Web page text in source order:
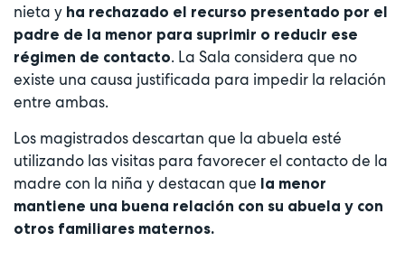
nieta y ha rechazado el recurso presentado por el
padre de la menor para suprimir o reducir ese
régimen de contacto. La Sala considera que no
existe una causa justificada para impedir la relación
entre ambas.
Los magistrados descartan que la abuela esté
utilizando las visitas para favorecer el contacto de la
madre con la niña y destacan que la menor
mantiene una buena relación con su abuela y con
otros familiares maternos.